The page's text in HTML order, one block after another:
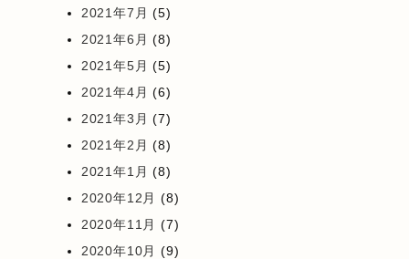
2021年7月 (5)
2021年6月 (8)
2021年5月 (5)
2021年4月 (6)
2021年3月 (7)
2021年2月 (8)
2021年1月 (8)
2020年12月 (8)
2020年11月 (7)
2020年10月 (9)